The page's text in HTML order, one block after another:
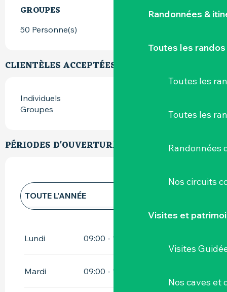
Randonnées &
Toutes les randos
Toutes les
Toutes les
Randonnées
Nos circuits
Visites et
Visites
Nos caves et
GROUPES
GROUPES
50 Personne(s)
CLIENTÈLES ACCEPTÉES
Individuels
Groupes
PÉRIODES D'OUVERTURE
TOUTE L'ANNÉE
Lundi
09:00 - 12:00
Mardi 09:00 - 12:00